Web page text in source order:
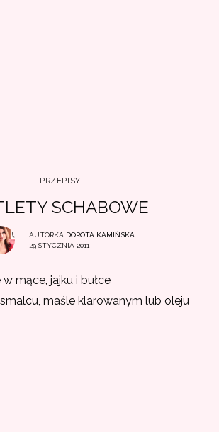
PRZEPISY
SCHABOWE
AUTORKA DOROTA KAMIŃSKA
29 STYCZNIA 2011
mące, jajku i bułce
maśle klarowanym lub oleju